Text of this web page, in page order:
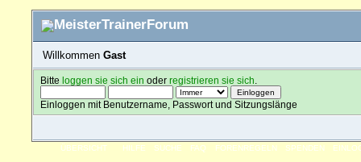
Willkommen Gast
Bitteloggen sie sich ein oderregistrieren sie sich
Einloggen mit Benutzername, Passwort und Sitzungslänge
ÜBERSICHT HILFE SUCHE FAQ FORENREGELN SPENDEN